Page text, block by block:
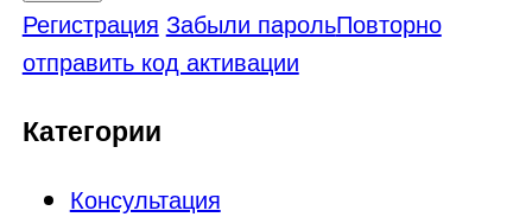
Регистрация Забыли парольПовторно
отправить код активации
Категории
Консультация